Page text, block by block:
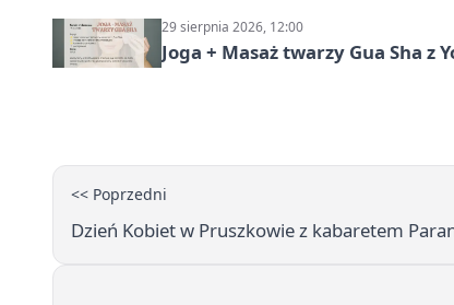
29 sierpnia 2026, 12:00
Joga + Masaż twarzy Gua Sha z
<< Poprzedni
Dzień Kobiet w Pruszkowie z kabaretem